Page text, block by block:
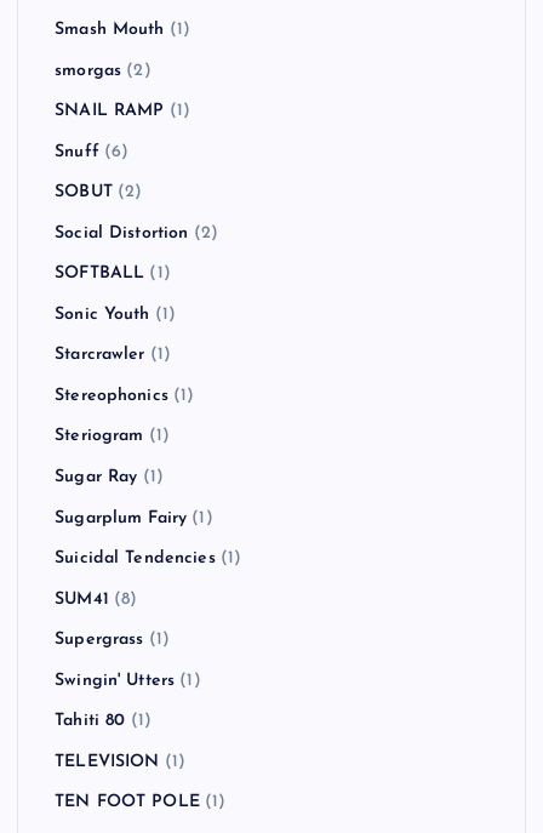
Smash Mouth (1)
smorgas (2)
SNAIL RAMP (1)
Snuff (6)
SOBUT(2)
Social Distortion (2)
SOFTBALL (1)
Sonic Youth (1)
Starcrawler (1)
Stereophonics(1)
Steriogram (1)
Sugar Ray (1)
Sugarplum Fairy (1)
Suicidal Tendencies(1)
SUM41 (8)
Supergrass (1)
Swingin' Utters (1)
Tahiti 80 (1)
TELEVISION (1)
TEN FOOT POLE(1)